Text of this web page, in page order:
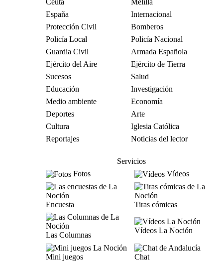
Ceuta
Melilla
España
Internacional
Protección Civil
Bomberos
Policía Local
Policía Nacional
Guardia Civil
Armada Española
Ejército del Aire
Ejército de Tierra
Sucesos
Salud
Educación
Investigación
Medio ambiente
Economía
Deportes
Arte
Cultura
Iglesia Católica
Reportajes
Noticias del lector
Servicios
Fotos
Vídeos
Encuesta Tiras cómicas
Las Columnas
Vídeos La Noción
Mini juegos
Chat